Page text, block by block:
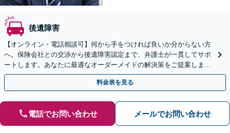
後遺障害
【オンライン・電話相談可】何から手をつければ良いか分からない方
へ。保険会社との交渉から後遺障害認定まで、弁護士が一貫してサポ
ートします。あなたに最適なオーダーメイドの解決策をご提案しま
す。まずはご相談ください。
料金表を見る
電話でお問い合わせ メールでお問い合わせ